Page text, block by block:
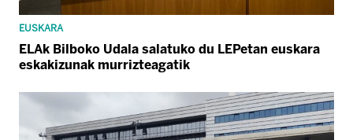
EUSKARA
ELAk Bilboko Udala salatuko du LEPetan euskara
eskakizunak murrizteagatik